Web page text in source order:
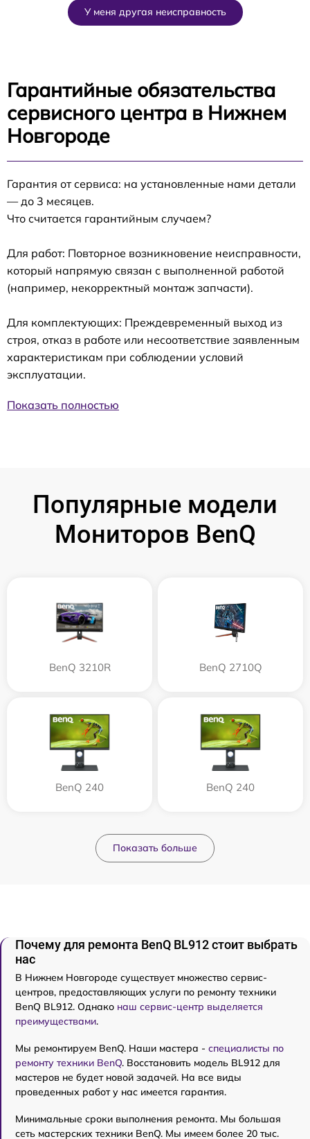
У меня другая неисправность
Гарантийные обязательства
сервисного центра в Нижнем
Новгороде
Гарантия от сервиса: на установленные нами детали
— до 3 месяцев.
Что считается гарантийным случаем?
Для работ: Повторное возникновение неисправности,
который напрямую связан с выполненной работой
(например, некорректный монтаж запчасти).
Для комплектующих: Преждевременный выход из
строя, отказ в работе или несоответствие заявленным
характеристикам при соблюдении условий
эксплуатации.
Показать полностью
Популярные модели
Мониторов BenQ
BenQ 3210R BenQ 2710Q
BenQ 240 BenQ 240
Показать больше
Почему для ремонта BenQ BL912 стоит выбрать
нас
В Нижнем Новгороде существует множество сервис-
центров, предоставляющих услуги по ремонту техники
BenQ BL912. Однако наш сервис-центр выделяется
преимуществами.
Мы ремонтируем BenQ. Наши мастера - специалисты по
ремонту техники BenQ. Восстановить модель BL912 для
мастеров не будет новой задачей. На все виды
проведенных работ у нас имеется гарантия.
Минимальные сроки выполнения ремонта. Мы большая
сеть мастерских техники BenQ. Мы имеем более 20 тыс.